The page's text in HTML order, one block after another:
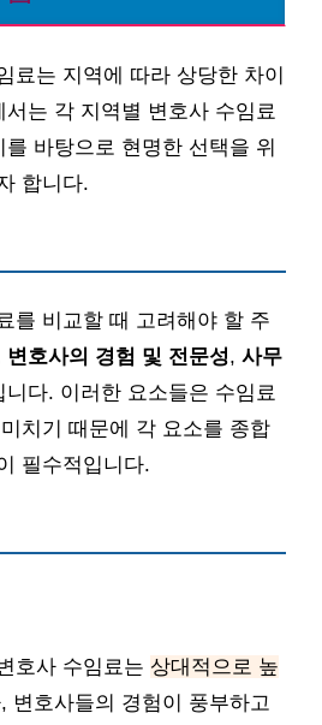
료는 지역에 따라 상당한 차이
는 각 지역별 변호사 수임료
바탕으로 현명한 선택을 위
합니다.
를 비교할 때 고려해야 할 주
변호사의 경험 및 전문성, 사무
니다. 이러한 요소들은 수임료
치기 때문에 각 요소를 종합
필수적입니다.
호사 수임료는 상대적으로 높
변호사들의 경험이 풍부하고